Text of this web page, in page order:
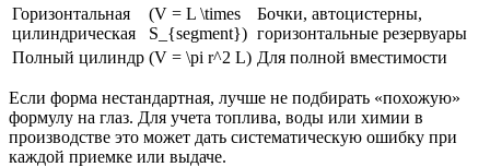
Горизонтальная
цилиндрическая
(V = L \times
S_{segment})
Бочки, автоцистерны,
горизонтальные резервуары
Полный цилиндр (V = \pi r^2 L) Для полной вместимости
Если форма нестандартная, лучше не подбирать «похожую»
формулу на глаз. Для учета топлива, воды или химии в
производстве это может дать систематическую ошибку при
каждой приемке или выдаче.